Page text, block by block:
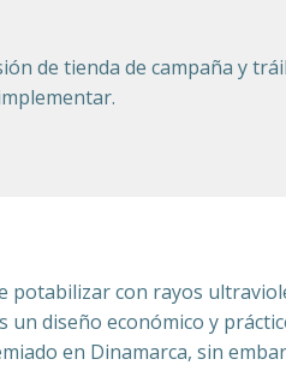
de tienda de campaña y
con rayos
diseño económico y
en Dinamarca, sin